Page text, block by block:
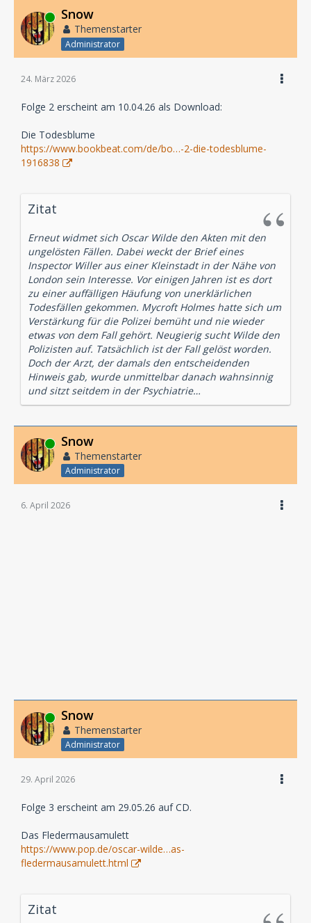
Online Snow
Themenstarter
Administrator
24. März 2026
Folge 2 erscheint am 10.04.26 als Download:
Die Todesblume
https://www.bookbeat.com/de/bo…-2-die-todesblume-
1916838
Zitat
Erneut widmet sich Oscar Wilde den Akten mit den
ungelösten Fällen. Dabei weckt der Brief eines
Inspector Willer aus einer Kleinstadt in der Nähe von
London sein Interesse. Vor einigen Jahren ist es dort
zu einer auffälligen Häufung von unerklärlichen
Todesfällen gekommen. Mycroft Holmes hatte sich um
Verstärkung für die Polizei bemüht und nie wieder
etwas von dem Fall gehört. Neugierig sucht Wilde den
Polizisten auf. Tatsächlich ist der Fall gelöst worden.
Doch der Arzt, der damals den entscheidenden
Hinweis gab, wurde unmittelbar danach wahnsinnig
und sitzt seitdem in der Psychiatrie…
Online Snow
Themenstarter
Administrator
6. April 2026
Online Snow
Themenstarter
Administrator
29. April 2026
Folge 3 erscheint am 29.05.26 auf CD.
Das Fledermausamulett
https://www.pop.de/oscar-wilde…as-
fledermausamulett.html
Zitat